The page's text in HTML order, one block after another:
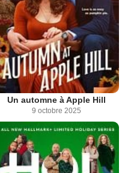
Un automne à Apple Hill
9 octobre 2025